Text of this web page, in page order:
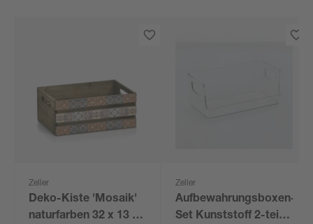
Zeller
Deko-Kiste 'Mosaik'
naturfarben 32 x 13 x
Zeller
Aufbewahrungsboxen-
Set Kunststoff 2-teilig